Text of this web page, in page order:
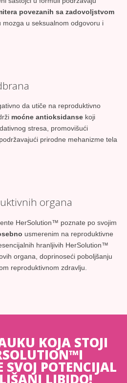
povezanih sa zadovoljstvom
mozga u seksualnom odgovoru i
da utiče na reproduktivno
moćne antioksidanse koji
stresa, promovišući
prirodne mehanizme tela
organa
HerSolution™ poznate po svojim
usmerenim na reproduktivne
hranljivih HerSolution™
organa, doprinoseći poboljšanju
reproduktivnom zdravlju.
KOJA STOJI
SVOJ POTENCIJAL
LIBIDO!